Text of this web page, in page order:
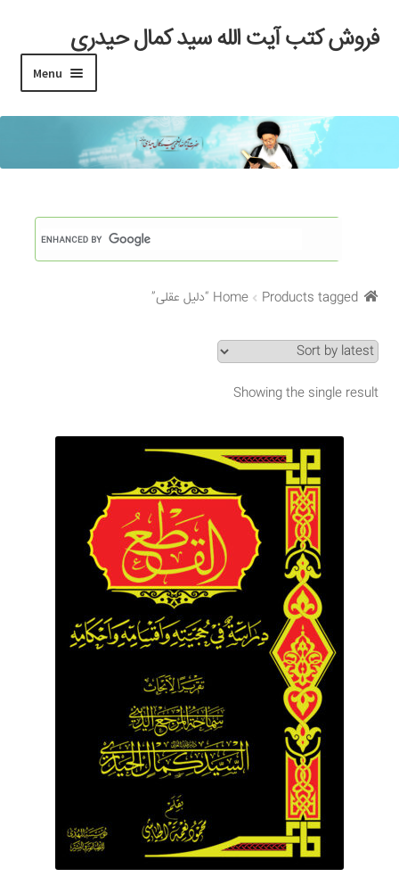
Skip
to
Skip
to
فروش کتب آیت الله سید کمال حیدری
Menu
خانه
#97 (بدون عنوان)
Checkout
My account
Search Results
Shop
تماس با ما
ثبت شکایات
حساب کاربری من
قوانین و مقررات
Home Products tagged “دلیل عقلی”
Showing the single result